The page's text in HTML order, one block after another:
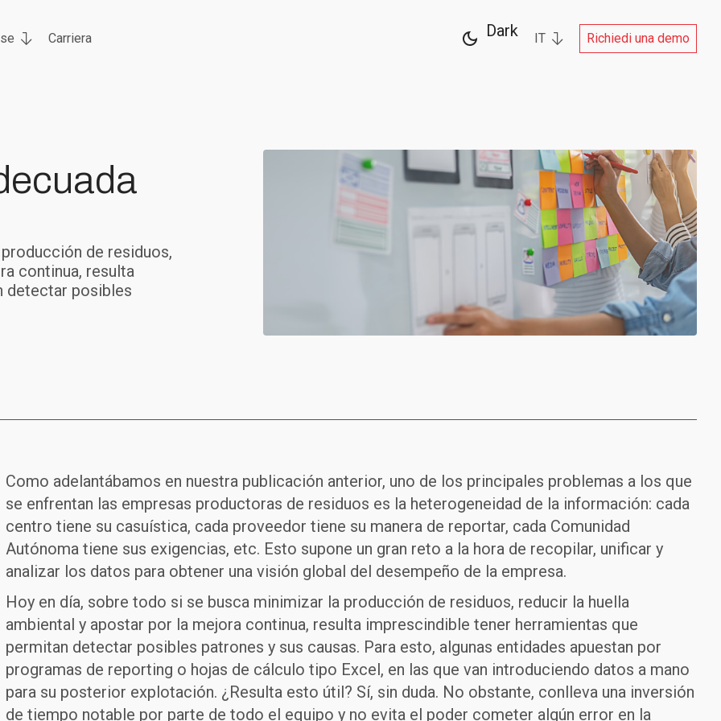
Carriera Richiedi una demo
IT
Dark
de residuos,
continua, resulta
detectar posibles
Como adelantábamos en nuestra publicación anterior, uno de los principales problemas a los que
se enfrentan las empresas productoras de residuos es la heterogeneidad de la información: cada
centro tiene su casuística, cada proveedor tiene su manera de reportar, cada Comunidad
Autónoma tiene sus exigencias, etc. Esto supone un gran reto a la hora de recopilar, unificar y
analizar los datos para obtener una visión global del desempeño de la empresa.
Hoy en día, sobre todo si se busca minimizar la producción de residuos, reducir la huella
ambiental y apostar por la mejora continua, resulta imprescindible tener herramientas que
permitan detectar posibles patrones y sus causas. Para esto, algunas entidades apuestan por
programas de reporting o hojas de cálculo tipo Excel, en las que van introduciendo datos a mano
para su posterior explotación. ¿Resulta esto útil? Sí, sin duda. No obstante, conlleva una inversión
de tiempo notable por parte de todo el equipo y no evita el poder cometer algún error en la